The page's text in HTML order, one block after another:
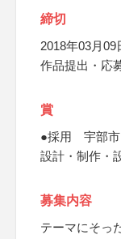
締切
2018年03月09
作品提出・応
賞
●採用 宇部市
設計・制作・
募集内容
テーマにそっ